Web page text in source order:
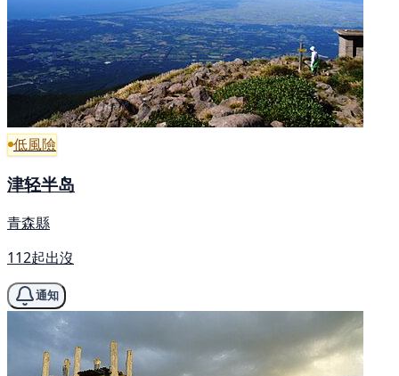
低風險
津轻半岛
青森縣
112起出沒
通知